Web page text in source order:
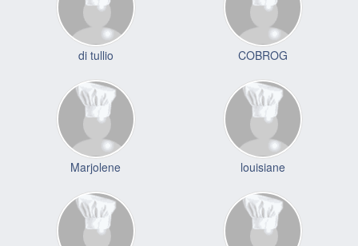
di tullio COBROG
Marjolene louisiane